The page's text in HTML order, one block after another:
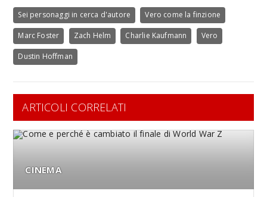
Sei personaggi in cerca d'autore Vero come la finzione
Marc Foster Zach Helm Charlie Kaufmann Vero
Dustin Hoffman
ARTICOLI CORRELATI
CINEMA